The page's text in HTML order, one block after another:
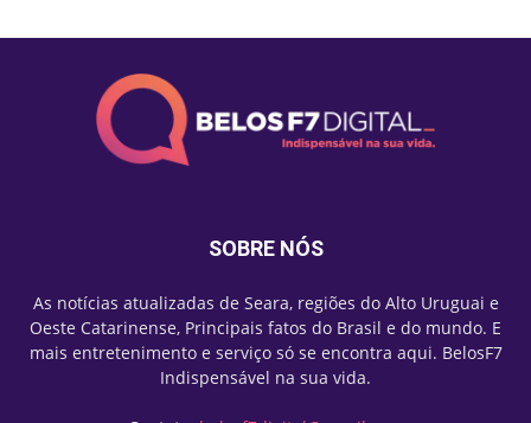
SOBRE NÓS
As notícias atualizadas de Seara, regiões do Alto Uruguai e
Oeste Catarinense, Principais fatos do Brasil e do mundo. E
mais entretenimento e serviço só se encontra aqui. BelosF7
Indispensável na sua vida.